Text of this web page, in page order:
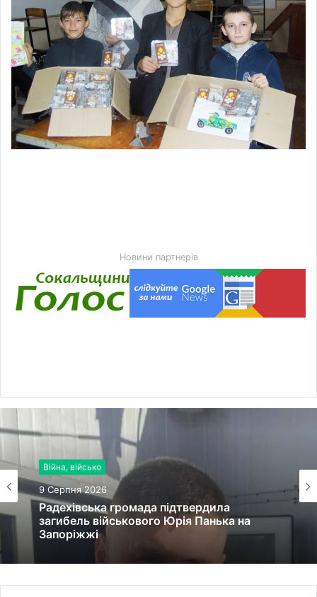
Новини партнерів
Війна, військо
9 Серпня 2026
Радехівська громада підтвердила
загибель військового Юрія Панька на
Запоріжжі